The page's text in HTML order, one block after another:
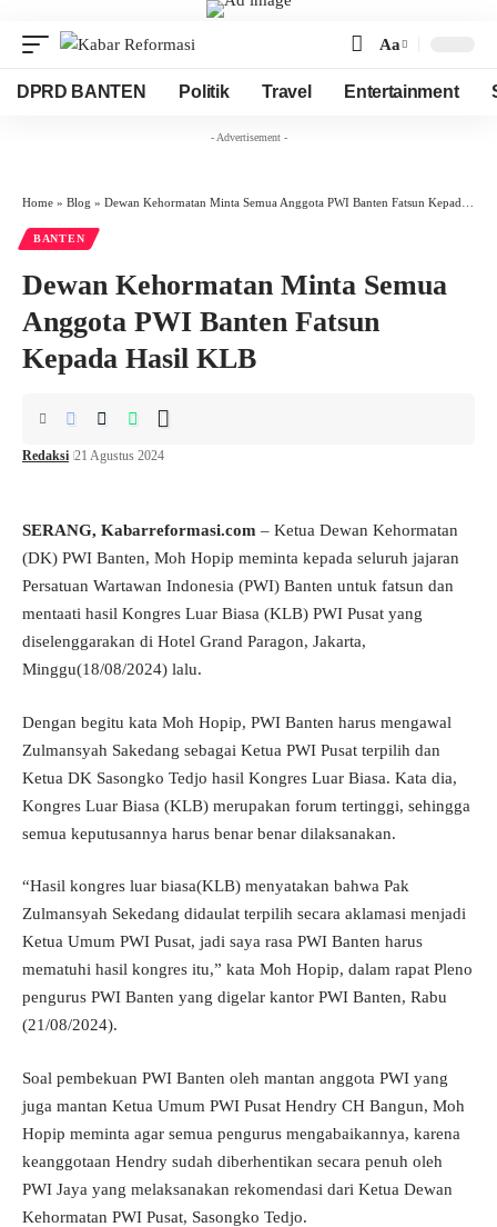
Font
Resizer
Aa
DPRD BANTEN Politik Travel Entertainment
- Advertisement -
Home » Blog » Dewan Kehormatan Minta Semua Anggota PWI Banten Fatsun Kepada Hasil KLB
BANTEN
Dewan Kehormatan Minta Semua
Anggota PWI Banten Fatsun
Kepada Hasil KLB
Redaksi 21 Agustus 2024
SERANG, Kabarreformasi.com – Ketua Dewan Kehormatan
(DK) PWI Banten, Moh Hopip meminta kepada seluruh jajaran
Persatuan Wartawan Indonesia (PWI) Banten untuk fatsun dan
mentaati hasil Kongres Luar Biasa (KLB) PWI Pusat yang
diselenggarakan di Hotel Grand Paragon, Jakarta,
Minggu(18/08/2024) lalu.
Dengan begitu kata Moh Hopip, PWI Banten harus mengawal
Zulmansyah Sakedang sebagai Ketua PWI Pusat terpilih dan
Ketua DK Sasongko Tedjo hasil Kongres Luar Biasa. Kata dia,
Kongres Luar Biasa (KLB) merupakan forum tertinggi, sehingga
semua keputusannya harus benar benar dilaksanakan.
“Hasil kongres luar biasa(KLB) menyatakan bahwa Pak
Zulmansyah Sekedang didaulat terpilih secara aklamasi menjadi
Ketua Umum PWI Pusat, jadi saya rasa PWI Banten harus
mematuhi hasil kongres itu,” kata Moh Hopip, dalam rapat Pleno
pengurus PWI Banten yang digelar kantor PWI Banten, Rabu
(21/08/2024).
Soal pembekuan PWI Banten oleh mantan anggota PWI yang
juga mantan Ketua Umum PWI Pusat Hendry CH Bangun, Moh
Hopip meminta agar semua pengurus mengabaikannya, karena
keanggotaan Hendry sudah diberhentikan secara penuh oleh
PWI Jaya yang melaksanakan rekomendasi dari Ketua Dewan
Kehormatan PWI Pusat, Sasongko Tedjo.